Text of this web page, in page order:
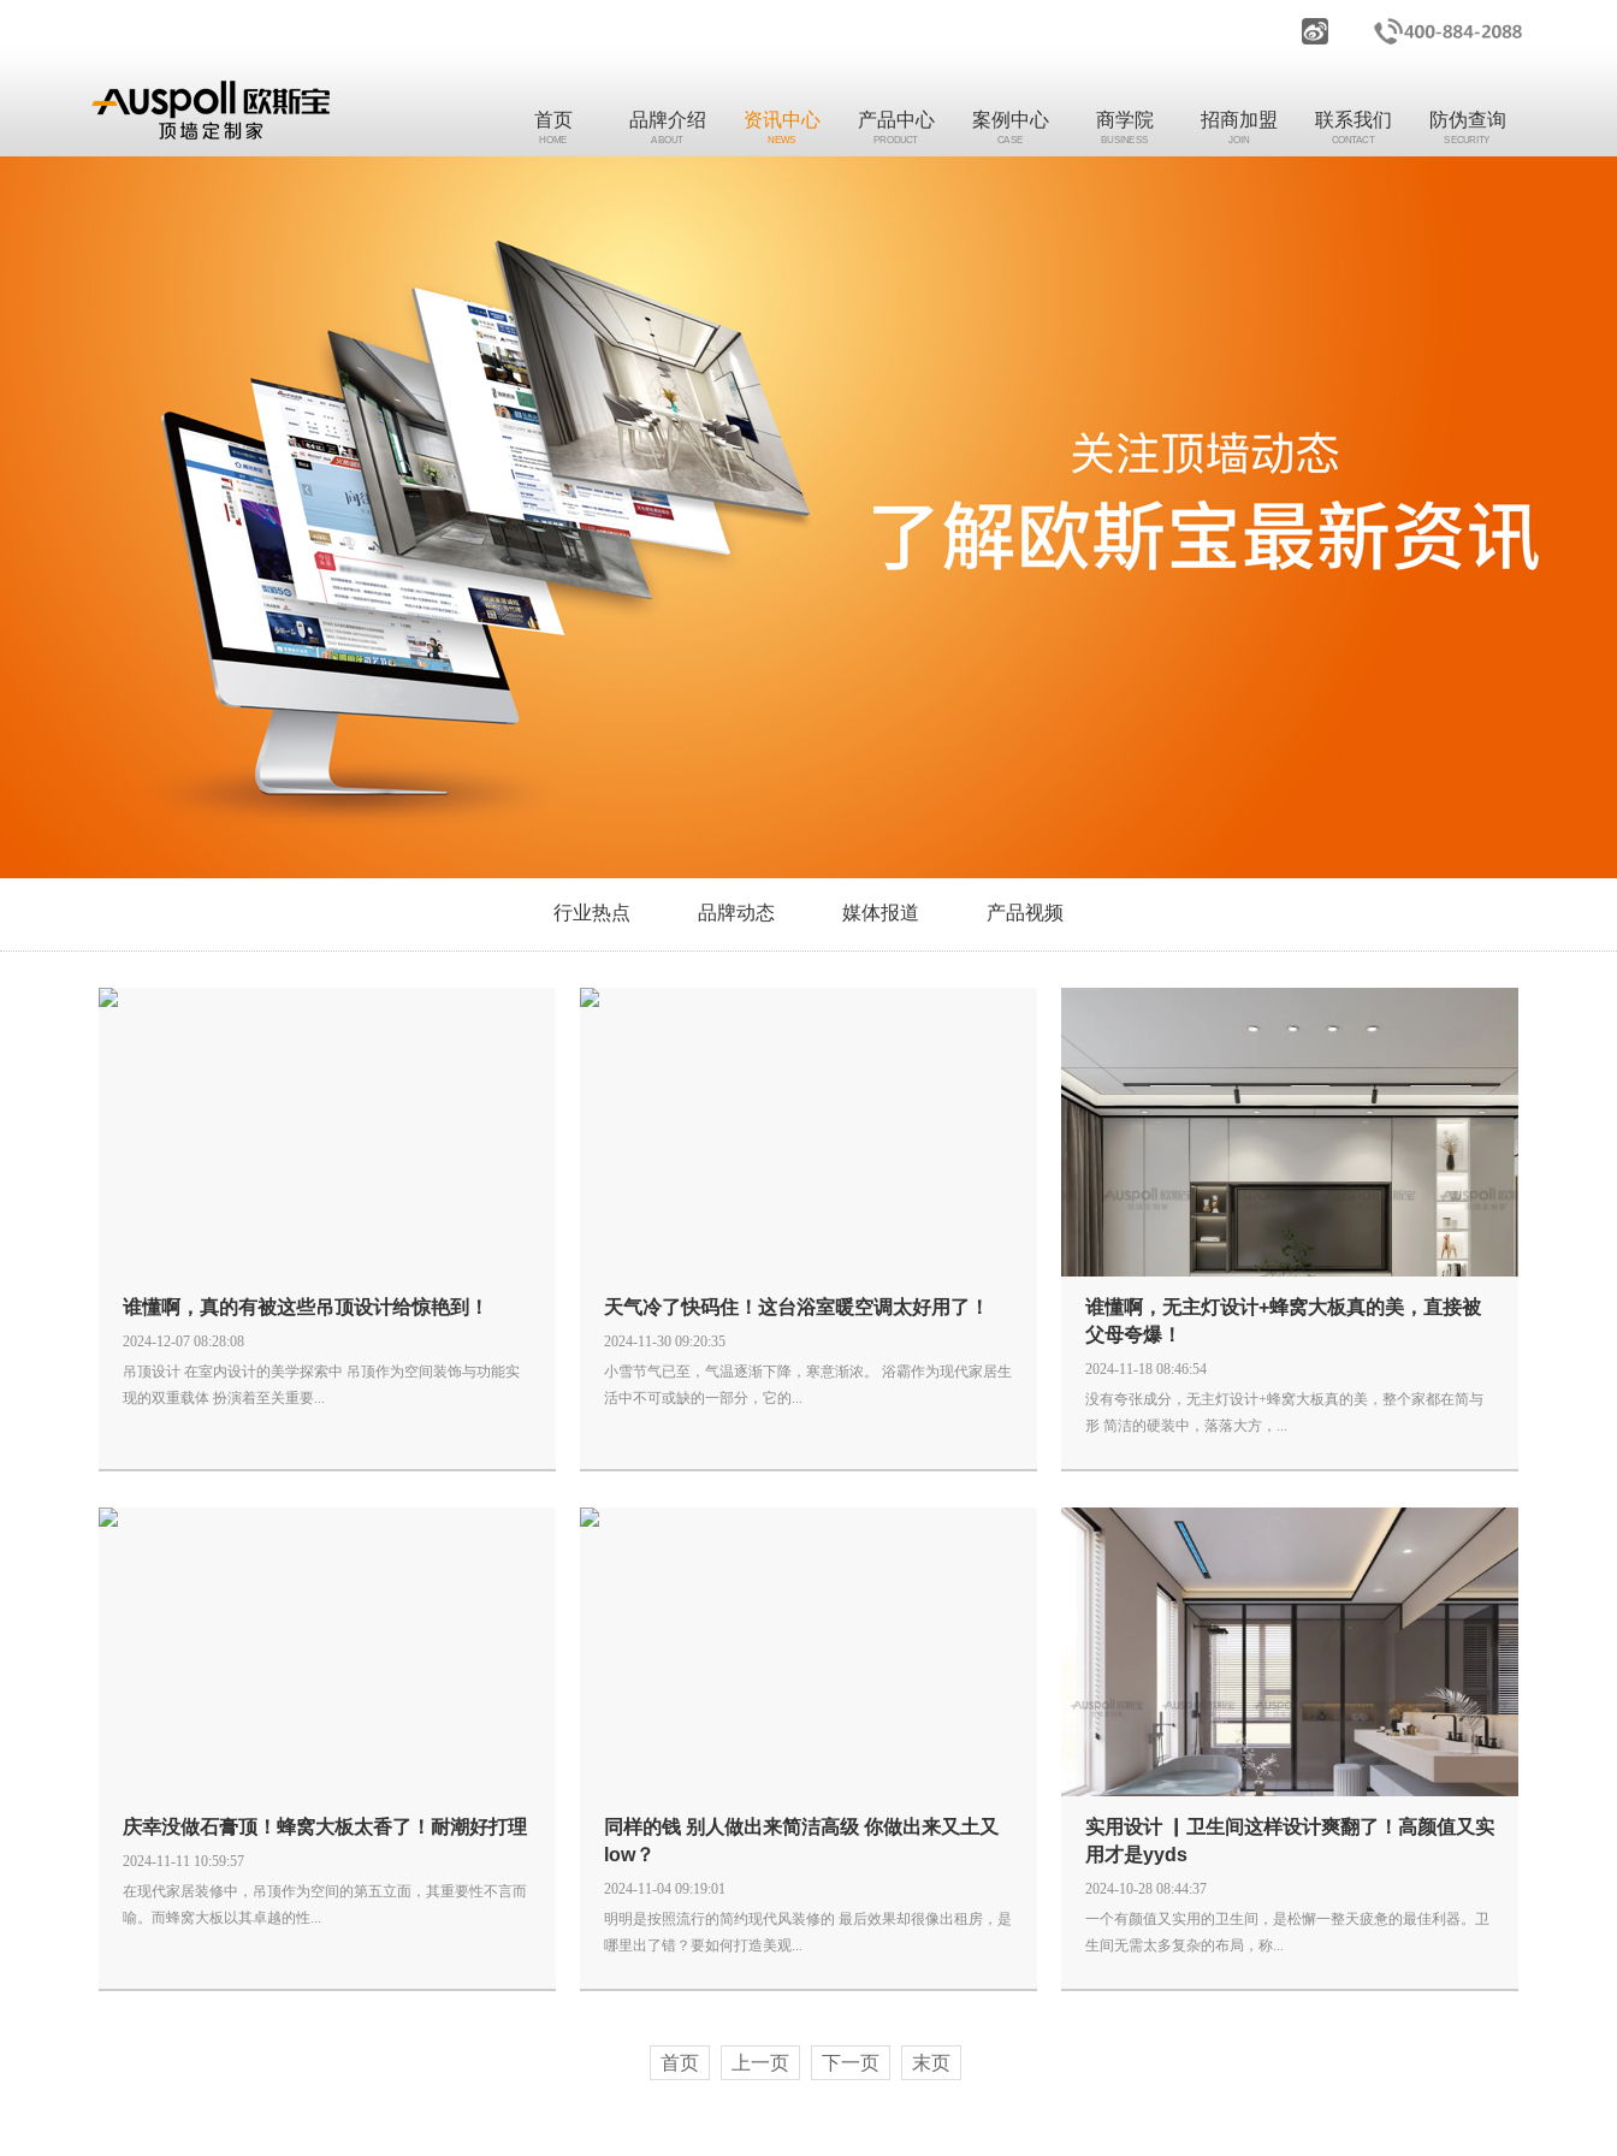
首页
HOME
品牌介绍
ABOUT
资讯中心
NEWS
产品中心
PRODUCT
案例中心
CASE
商学院
BUSINESS
招商加盟
JOIN
联系我们
CONTACT
防伪查询
SECURITY
行业热点 品牌动态 媒体报道 产品视频
谁懂啊，真的有被这些吊顶设计给惊艳到！
2024-12-07 08:28:08
吊顶设计 在室内设计的美学探索中 吊顶作为空间装饰与功能实
现的双重载体 扮演着至关重要...
天气冷了快码住！这台浴室暖空调太好用了！
2024-11-30 09:20:35
小雪节气已至，气温逐渐下降，寒意渐浓。 浴霸作为现代家居生
活中不可或缺的一部分，它的...
谁懂啊，无主灯设计+蜂窝大板真的美，直接被
父母夸爆！
2024-11-18 08:46:54
没有夸张成分，无主灯设计+蜂窝大板真的美，整个家都在简与
形 简洁的硬装中，落落大方，...
庆幸没做石膏顶！蜂窝大板太香了！耐潮好打理
2024-11-11 10:59:57
在现代家居装修中，吊顶作为空间的第五立面，其重要性不言而
喻。而蜂窝大板以其卓越的性...
同样的钱 别人做出来简洁高级 你做出来又土又
low？
2024-11-04 09:19:01
明明是按照流行的简约现代风装修的 最后效果却很像出租房，是
哪里出了错？要如何打造美观...
实用设计 ▏卫生间这样设计爽翻了！高颜值又实
用才是yyds
2024-10-28 08:44:37
一个有颜值又实用的卫生间，是松懈一整天疲惫的最佳利器。卫
生间无需太多复杂的布局，称...
首页 上一页 下一页 末页